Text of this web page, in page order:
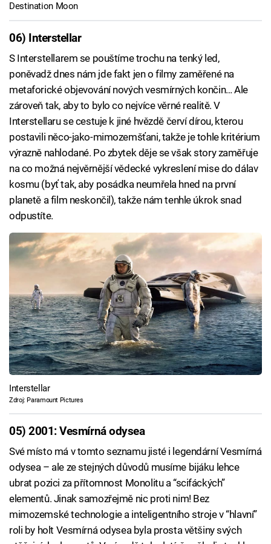
Destination Moon
06) Interstellar
S Interstellarem se pouštíme trochu na tenký led,
poněvadž dnes nám jde fakt jen o filmy zaměřené na
metaforické objevování nových vesmírných končin… Ale
zároveň tak, aby to bylo co nejvíce věrné realitě. V
Interstellaru se cestuje k jiné hvězdě červí dírou, kterou
postavili něco-jako-mimozemšťani, takže je tohle kritérium
výrazně nahlodané. Po zbytek děje se však story zaměřuje
na co možná nejvěrnější vědecké vykreslení mise do dálav
kosmu (byť tak, aby posádka neumřela hned na první
planetě a film neskončil), takže nám tenhle úkrok snad
odpustíte.
Interstellar
Zdroj: Paramount Pictures
05) 2001: Vesmírná odysea
Své místo má v tomto seznamu jisté i legendární Vesmírná
odysea – ale ze stejných důvodů musíme bijáku lehce
ubrat pozici za přítomnost Monolitu a “scifáckých”
elementů. Jinak samozřejmě nic proti nim! Bez
mimozemské technologie a inteligentního stroje v “hlavní”
roli by holt Vesmírná odysea byla prosta většiny svých